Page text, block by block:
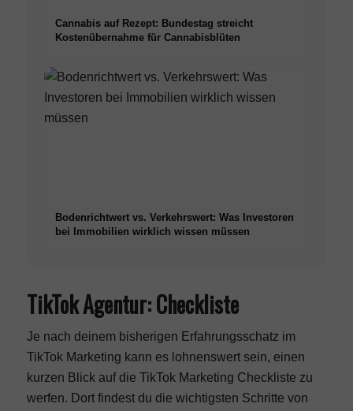
Cannabis auf Rezept: Bundestag streicht
Kostenübernahme für Cannabisblüten
Bodenrichtwert vs. Verkehrswert: Was Investoren
bei Immobilien wirklich wissen müssen
TikTok Agentur: Checkliste
Je nach deinem bisherigen Erfahrungsschatz im
TikTok Marketing kann es lohnenswert sein, einen
kurzen Blick auf die TikTok Marketing Checkliste zu
werfen. Dort findest du die wichtigsten Schritte von